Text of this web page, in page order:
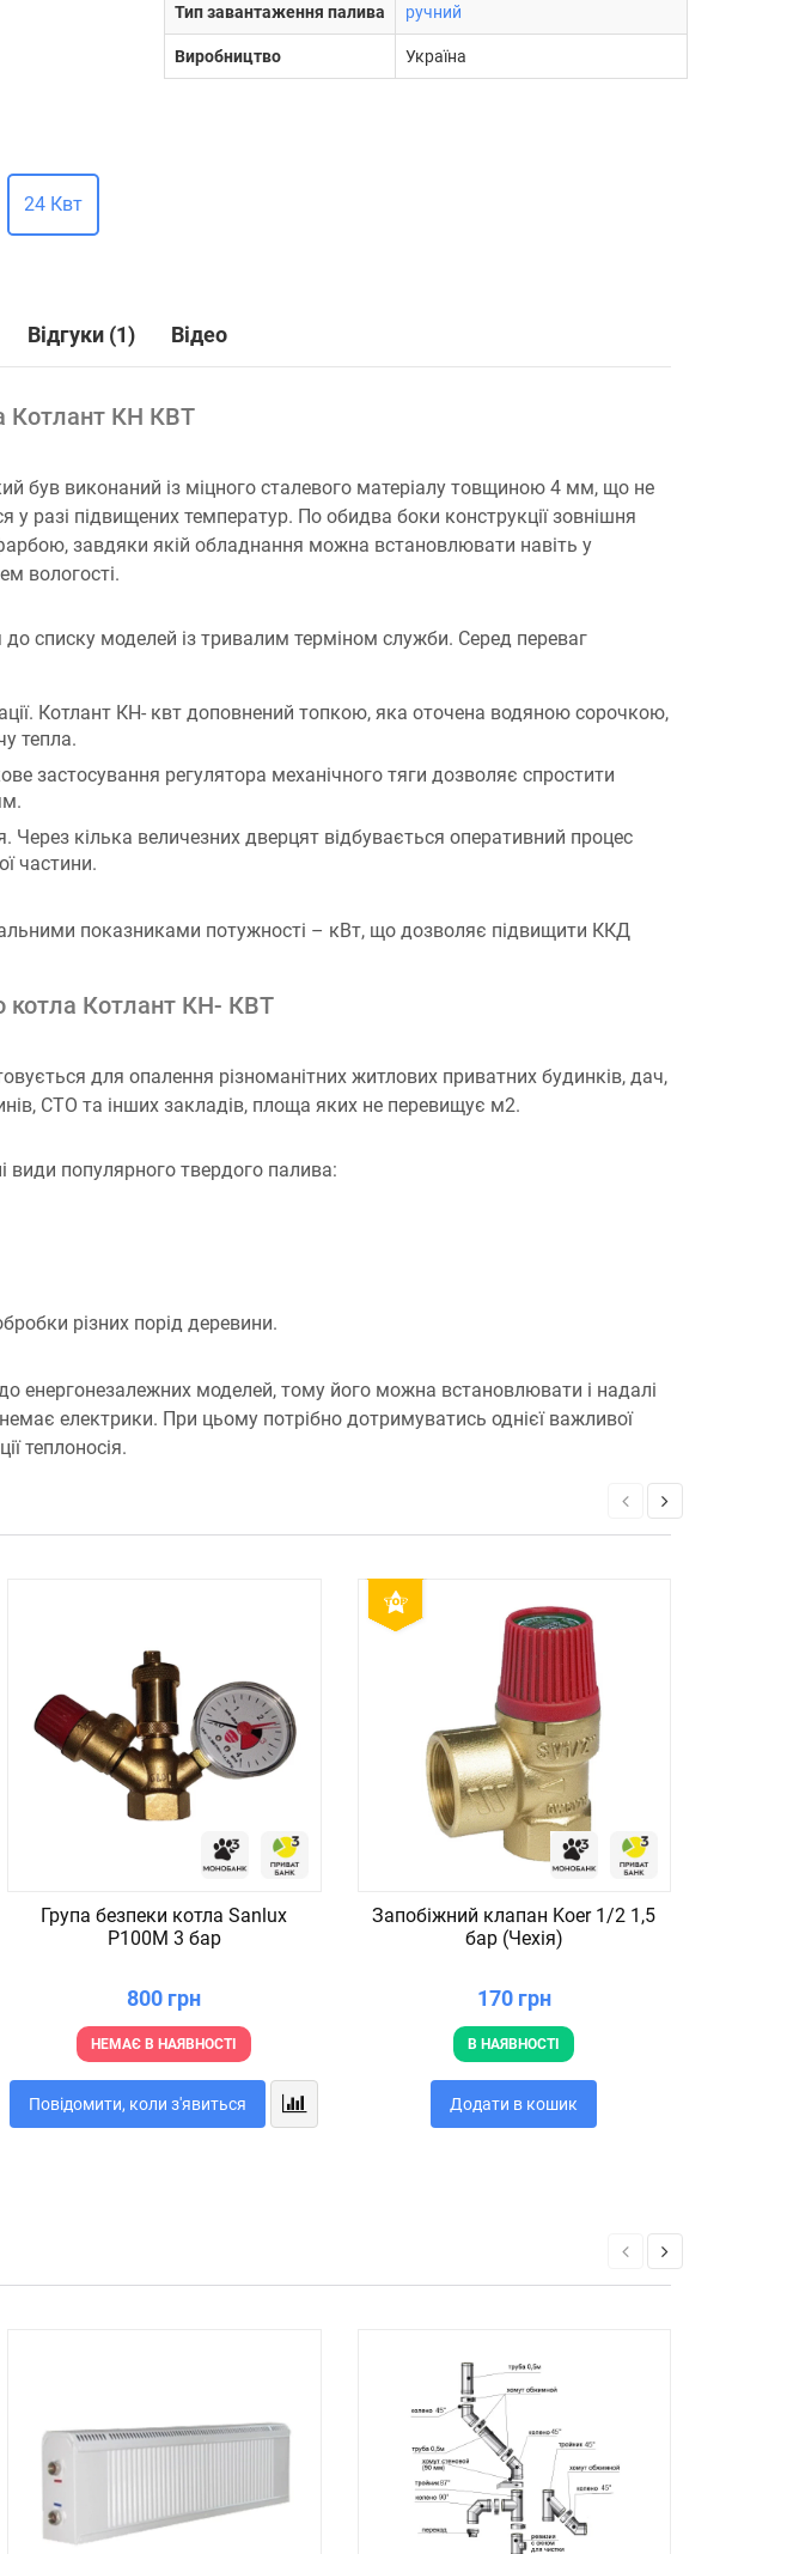
Тип завантаження палива ручний
Виробництво Україна
24 Квт
Відгуки (1) Відео
Котлант КН КВТ
був виконаний із міцного сталевого матеріалу товщиною 4 мм, що не
у разі підвищених температур. По обидва боки конструкції зовнішня
завдяки якій обладнання можна встановлювати навіть у
вологості.
списку моделей із тривалим терміном служби. Серед переваг
Котлант КН- квт доповнений топкою, яка оточена водяною сорочкою,
тепла.
застосування регулятора механічного тяги дозволяє спростити
Через кілька величезних дверцят відбувається оперативний процес
частини.
показниками потужності – кВт, що дозволяє підвищити ККД
котла Котлант КН- КВТ
для опалення різноманітних житлових приватних будинків, дач,
СТО та інших закладів, площа яких не перевищує м2.
види популярного твердого палива:
різних порід деревини.
енергонезалежних моделей, тому його можна встановлювати і надалі
електрики. При цьому потрібно дотримуватись однієї важливої
теплоносія.
Група безпеки котла Sanlux
P100M 3 бар
800 грн
НЕМАЄ В НАЯВНОСТІ
Повідомити, коли з'явиться
Запобіжний клапан Koer 1/2 1,5
бар (Чехія)
170 грн
В НАЯВНОСТІ
Додати в кошик